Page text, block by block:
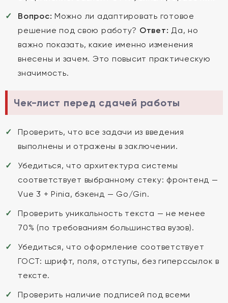
Вопрос: Можно ли адаптировать готовое
решение под свою работу? Ответ: Да, но
важно показать, какие именно изменения
внесены и зачем. Это повысит практическую
значимость.
Чек-лист перед сдачей работы
Проверить, что все задачи из введения
выполнены и отражены в заключении.
Убедиться, что архитектура системы
соответствует выбранному стеку: фронтенд —
Vue 3 + Pinia, бэкенд — Go/Gin.
Проверить уникальность текста — не менее
70% (по требованиям большинства вузов).
Убедиться, что оформление соответствует
ГОСТ: шрифт, поля, отступы, без гиперссылок в
тексте.
Проверить наличие подписей под всеми